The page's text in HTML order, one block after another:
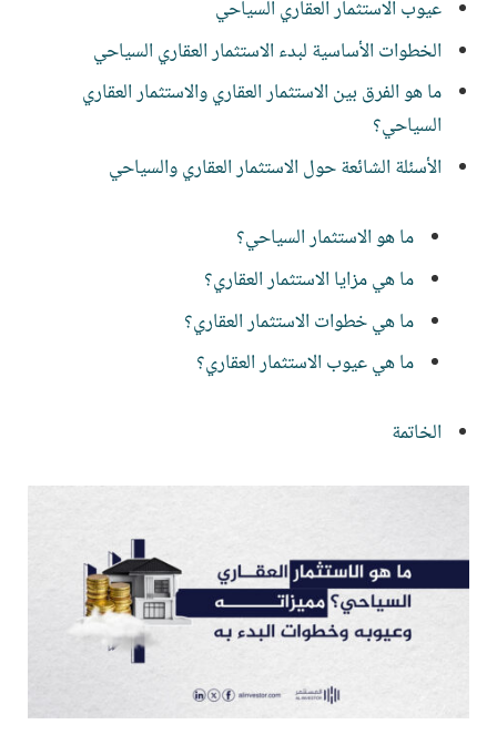
عيوب الاستثمار العقاري السياحي
الخطوات الأساسية لبدء الاستثمار العقاري السياحي
ما هو الفرق بين الاستثمار العقاري والاستثمار العقاري
السياحي؟
الأسئلة الشائعة حول الاستثمار العقاري والسياحي
ما هو الاستثمار السياحي؟
ما هي مزايا الاستثمار العقاري؟
ما هي خطوات الاستثمار العقاري؟
ما هي عيوب الاستثمار العقاري؟
الخاتمة